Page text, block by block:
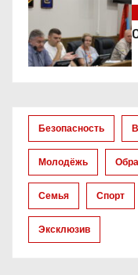
я
п
з
а
п
и
с
Безопасность
Молодёжь
Семья Спорт
Эксклюзив